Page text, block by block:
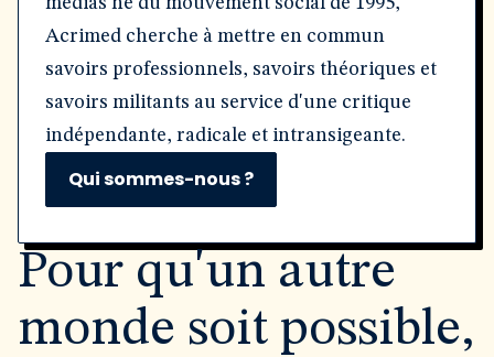
Acrimed cherche à mettre en commun
savoirs professionnels, savoirs théoriques et
savoirs militants au service d'une critique
indépendante, radicale et intransigeante.
Qui sommes-nous ?
Pour qu'un autre
monde soit possible,